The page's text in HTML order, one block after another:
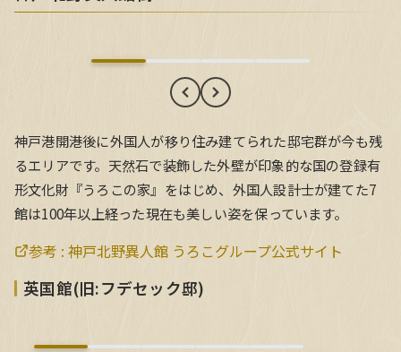
神戸港開港後に外国人が移り住み建てられた邸宅群が今も残
るエリアです。天然石で装飾した外壁が印象的な国の登録有
形文化財『うろこの家』をはじめ、外国人設計士が建てた7
館は100年以上経った現在も美しい姿を保っています。
参考 : 神戸北野異人館 うろこグループ公式サイト
英国館(旧:フデセック邸)